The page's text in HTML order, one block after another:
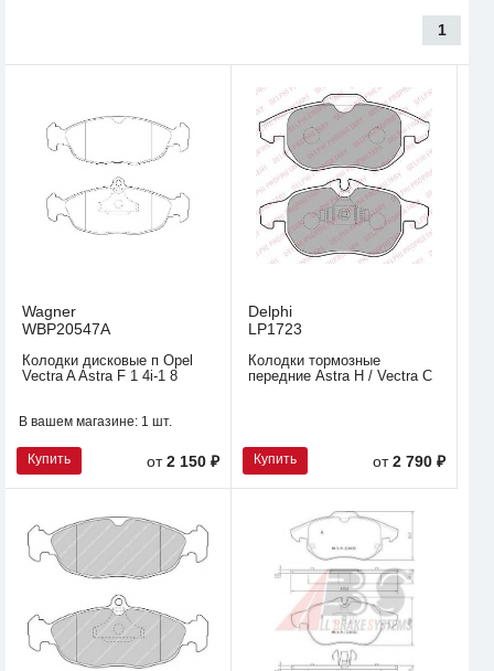
1
Wagner
WBP20547A
Колодки дисковые п Opel
Vectra A Astra F 1 4i-1 8
В вашем магазине: 1 шт.
Купить от2 150 ₽
Delphi
LP1723
Колодки тормозные
передние Astra H / Vectra C
Купить от2 790 ₽